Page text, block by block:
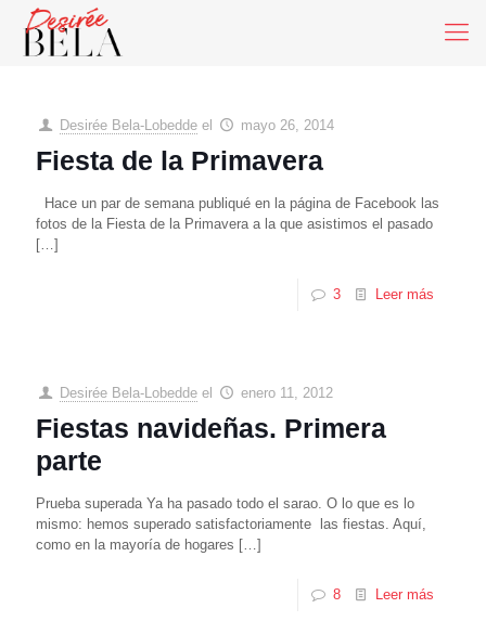
Desirée Bela-Lobedde el mayo 26, 2014
Fiesta de la Primavera
Hace un par de semana publiqué en la página de Facebook las
fotos de la Fiesta de la Primavera a la que asistimos el pasado
[…]
3 Leer más
Desirée Bela-Lobedde el enero 11, 2012
Fiestas navideñas. Primera
parte
Prueba superada Ya ha pasado todo el sarao. O lo que es lo
mismo: hemos superado satisfactoriamente las fiestas. Aquí,
como en la mayoría de hogares […]
8 Leer más